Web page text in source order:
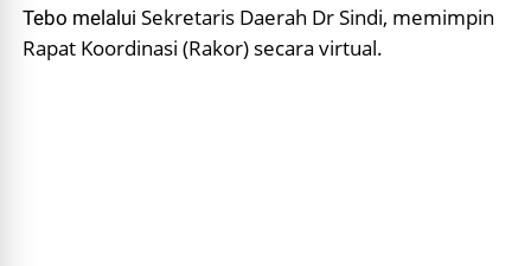
Tebo melaluiSekretaris Daerah Dr Sindi, memimpin
Rapat Koordinasi (Rakor) secara virtual.